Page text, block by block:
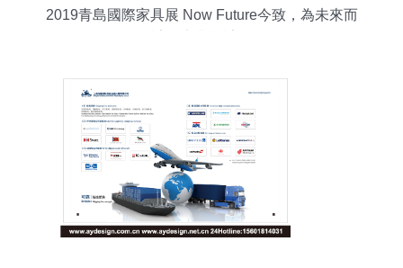
2019青島國際家具展 Now Future今致，為未來而